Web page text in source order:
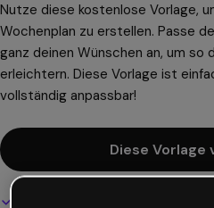
Nutze diese kostenlose Vorlage,
Wochenplan zu erstellen. Passe
ganz deinen Wünschen an, um so
erleichtern. Diese Vorlage ist
vollständig anpassbar!
Diese Vorlage